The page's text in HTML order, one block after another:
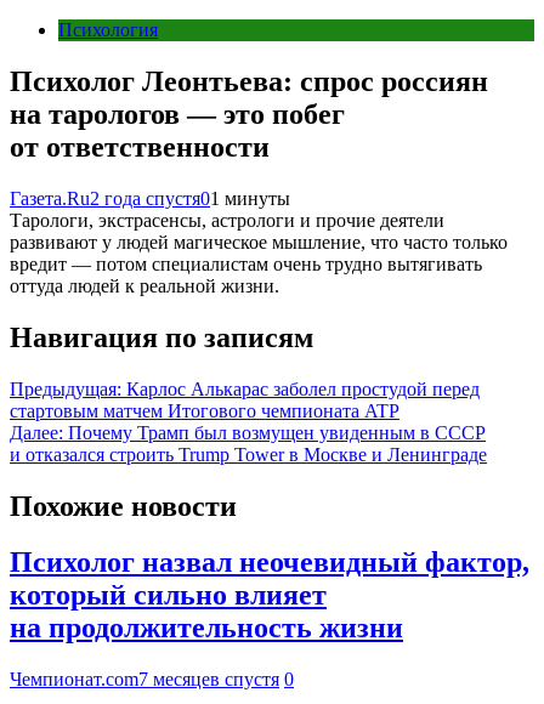
Психология
Психолог Леонтьева: спрос россиян
на тарологов — это побег
от ответственности
Газета.Ru2 года спустя01 минуты
Тарологи, экстрасенсы, астрологи и прочие деятели
развивают у людей магическое мышление, что часто только
вредит — потом специалистам очень трудно вытягивать
оттуда людей к реальной жизни.
Навигация по записям
Предыдущая: Карлос Алькарас заболел простудой перед
стартовым матчем Итогового чемпионата ATP
Далее: Почему Трамп был возмущен увиденным в СССР
и отказался строить Trump Tower в Москве и Ленинграде
Похожие новости
Психолог назвал неочевидный фактор,
который сильно влияет
на продолжительность жизни
Чемпионат.com7 месяцев спустя 0